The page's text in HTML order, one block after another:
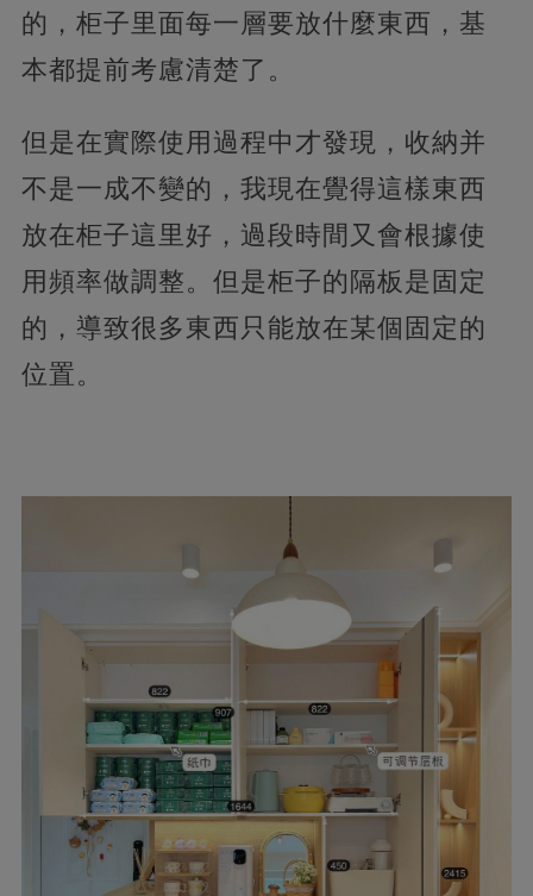
的，柜子里面每一層要放什麼東西，基
本都提前考慮清楚了。
但是在實際使用過程中才發現，收納并
不是一成不變的，我現在覺得這樣東西
放在柜子這里好，過段時間又會根據使
用頻率做調整。但是柜子的隔板是固定
的，導致很多東西只能放在某個固定的
位置。